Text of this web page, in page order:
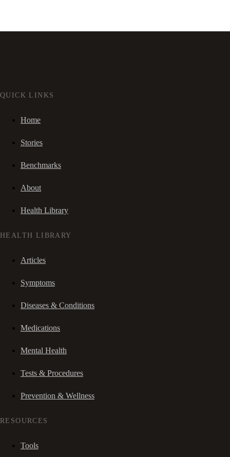
QUICK LINKS
Home
Stories
Benchmarks
About
Health Library
HEALTH LIBRARY
Articles
Symptoms
Diseases & Conditions
Medications
Mental Health
Tests & Procedures
Prevention & Wellness
RESOURCES
Tools